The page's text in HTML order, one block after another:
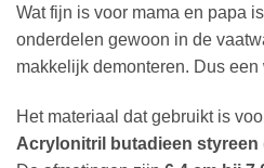
Wat fijn is voor mama en papa
onderdelen gewoon in de
makkelijk demonteren. Dus
Het materiaal dat gebruikt is
Acrylonitril butadieen styreen